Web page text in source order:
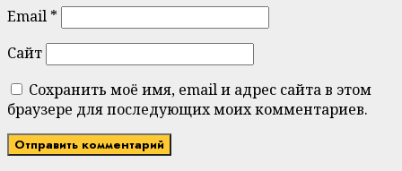
Email *
Сайт
Сохранить моё имя, email и адрес сайта в этом
браузере для последующих моих комментариев.